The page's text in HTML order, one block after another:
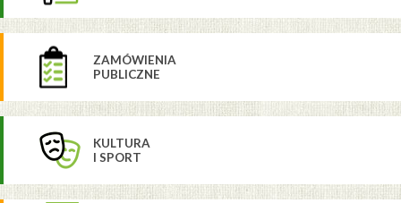
ZAMÓWIENIA
PUBLICZNE
KULTURA
I SPORT